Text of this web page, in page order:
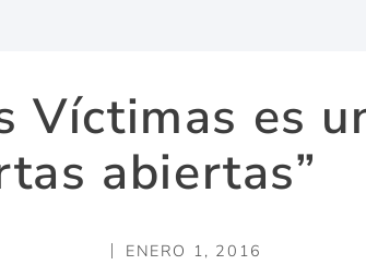
Víctimas es
abiertas”
ENERO 1, 2016